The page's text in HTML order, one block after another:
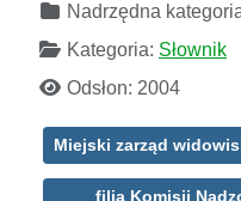
Nadrzędna
Kategoria: Słownik
Odsłon: 2004
Miejski zarząd
filia Komisji